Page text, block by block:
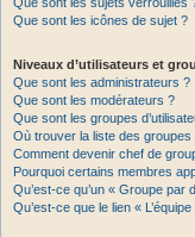
Que sont les icônes de sujet ?
Niveaux d’utilisateurs et
Que sont les administrateurs ?
Que sont les modérateurs ?
Que sont les groupes
Où trouver la liste des groupes
Comment devenir chef de
Pourquoi certains membres
Qu’est-ce qu’un « Groupe par
Qu’est-ce que le lien «